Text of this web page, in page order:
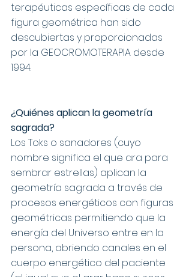
terapéuticas específicas de cada
figura geométrica han sido
descubiertas y proporcionadas
por la GEOCROMOTERAPIA desde
1994.
¿Quiénes aplican la geometría
sagrada?
Los Toks o sanadores (cuyo
nombre significa el que ara para
sembrar estrellas) aplican la
geometría sagrada a través de
procesos energéticos con figuras
geométricas permitiendo que la
energía del Universo entre en la
persona, abriendo canales en el
cuerpo energético del paciente